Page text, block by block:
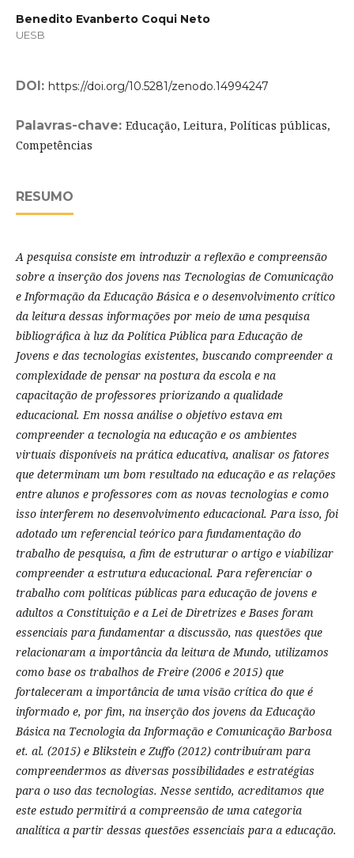
Benedito Evanberto Coqui Neto
UESB
DOI: https://doi.org/10.5281/zenodo.14994247
Palavras-chave: Educação, Leitura, Políticas públicas,
Competências
RESUMO
A pesquisa consiste em introduzir a reflexão e compreensão
sobre a inserção dos jovens nas Tecnologias de Comunicação
e Informação da Educação Básica e o desenvolvimento crítico
da leitura dessas informações por meio de uma pesquisa
bibliográfica à luz da Política Pública para Educação de
Jovens e das tecnologias existentes, buscando compreender a
complexidade de pensar na postura da escola e na
capacitação de professores priorizando a qualidade
educacional. Em nossa análise o objetivo estava em
compreender a tecnologia na educação e os ambientes
virtuais disponíveis na prática educativa, analisar os fatores
que determinam um bom resultado na educação e as relações
entre alunos e professores com as novas tecnologias e como
isso interferem no desenvolvimento educacional. Para isso, foi
adotado um referencial teórico para fundamentação do
trabalho de pesquisa, a fim de estruturar o artigo e viabilizar
compreender a estrutura educacional. Para referenciar o
trabalho com políticas públicas para educação de jovens e
adultos a Constituição e a Lei de Diretrizes e Bases foram
essenciais para fundamentar a discussão, nas questões que
relacionaram a importância da leitura de Mundo, utilizamos
como base os trabalhos de Freire (2006 e 2015) que
fortaleceram a importância de uma visão crítica do que é
informado e, por fim, na inserção dos jovens da Educação
Básica na Tecnologia da Informação e Comunicação Barbosa
et. al. (2015) e Blikstein e Zuffo (2012) contribuíram para
compreendermos as diversas possibilidades e estratégias
para o uso das tecnologias. Nesse sentido, acreditamos que
este estudo permitirá a compreensão de uma categoria
analítica a partir dessas questões essenciais para a educação.